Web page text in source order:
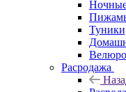
Расродажа